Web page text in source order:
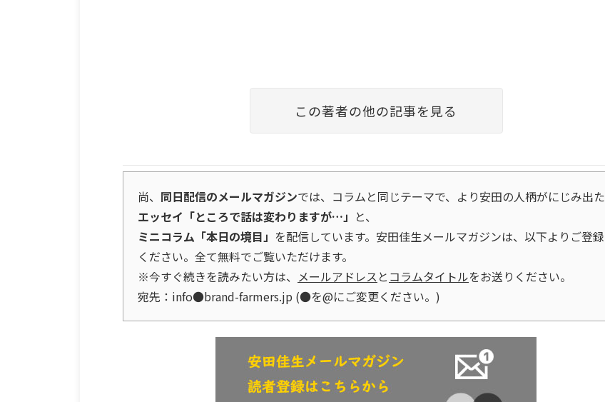
この著者の他の記事を見る
尚、 同日配信のメールマガジンでは、コラムと同じテーマで、より安田の人柄がにじみ出た
エッセイ「ところで話は変わりますが…」 と、
ミニコラム「本日の境目」 を配信しています。安田佳生メールマガジンは、以下よりご登録
ください。全て無料でご覧いただけます。
※今すぐ続きを読みたい方は、 メールアドレスと コラムタイトルをお送りください。
宛先：info●brand-farmers.jp (●を@にご変更ください。)